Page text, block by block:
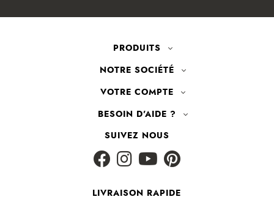
PRODUITS
NOTRE SOCIÉTÉ
VOTRE COMPTE
BESOIN D'AIDE ?
SUIVEZ NOUS
LIVRAISON RAPIDE